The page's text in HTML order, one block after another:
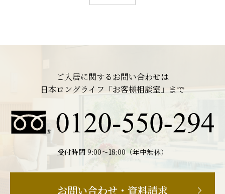
ご入居に関するお問い合わせは
日本ロングライフ「お客様相談室」まで
受付時間 9:00〜18:00（年中無休）
お問い合わせ・資料請求